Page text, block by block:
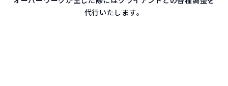
代行いたします。